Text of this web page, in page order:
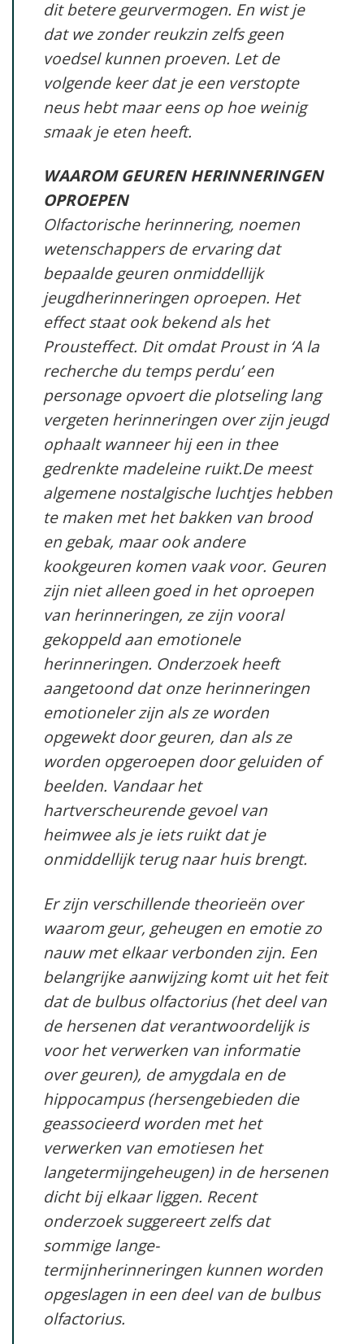
dit betere geurvermogen. En wist je
dat we zonder reukzin zelfs geen
voedsel kunnen proeven. Let de
volgende keer dat je een verstopte
neus hebt maar eens op hoe weinig
smaak je eten heeft.
WAAROM GEUREN HERINNERINGEN
OPROEPEN
Olfactorische herinnering, noemen
wetenschappers de ervaring dat
bepaalde geuren onmiddellijk
jeugdherinneringen oproepen. Het
effect staat ook bekend als het
Prousteffect. Dit omdat Proust in ‘A la
recherche du temps perdu’een
personage opvoert die plotseling lang
vergeten herinneringen over zijn jeugd
ophaalt wanneer hij een in thee
gedrenkte madeleine ruikt.De meest
algemene nostalgische luchtjes hebben
te maken met het bakken van brood
en gebak, maar ook andere
kookgeuren komen vaak voor. Geuren
zijn niet alleen goed in het oproepen
van herinneringen, ze zijn vooral
gekoppeld aan emotionele
herinneringen. Onderzoek heeft
aangetoond dat onze herinneringen
emotioneler zijn als ze worden
opgewekt door geuren, dan als ze
worden opgeroepen door geluiden of
beelden. Vandaar het
hartverscheurende gevoel van
heimwee als je iets ruikt dat je
onmiddellijk terug naar huis brengt.
Er zijn verschillende theorieën over
waarom geur, geheugen en emotie zo
nauw met elkaar verbonden zijn. Een
belangrijke aanwijzing komt uit het feit
dat de bulbus olfactorius (het deel van
de hersenen dat verantwoordelijk is
voor het verwerken van informatie
over geuren), de amygdala en de
hippocampus (hersengebieden die
geassocieerd worden met het
verwerken van emotiesen het
langetermijngeheugen) in de hersenen
dicht bij elkaar liggen. Recent
onderzoek suggereert zelfs dat
sommige lange-
termijnherinneringen kunnen worden
opgeslagen in een deel van de bulbus
olfactorius.